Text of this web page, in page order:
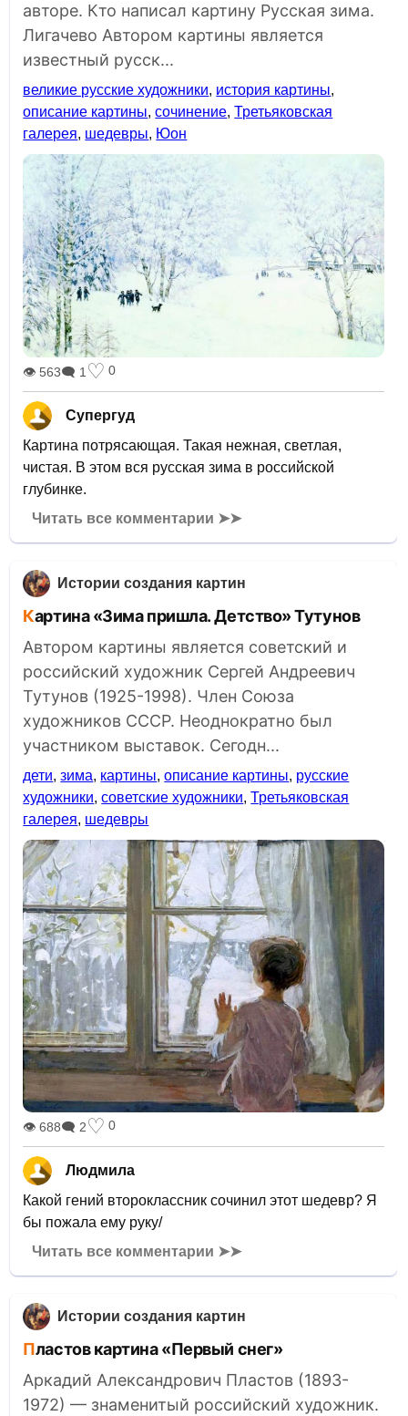
авторе. Кто написал картину Русская зима.
Лигачево Автором картины является
известный русск...
великие русские художники, история картины,
описание картины,сочинение,Третьяковская
галерея, шедевры, Юон
👁 563🗨 1 ♡ 0
Супергуд
Картина потрясающая. Такая нежная, светлая,
чистая. В этом вся русская зима в российской
глубинке.
Читать все комментарии ➤➤
Истории создания картин
Картина «Зима пришла. Детство» Тутунов
Автором картины является советский и
российский художник Сергей Андреевич
Тутунов (1925-1998). Член Союза
художников СССР. Неоднократно был
участником выставок. Сегодн...
дети,зима, картины,описание картины, русские
художники,советские художники,Третьяковская
галерея, шедевры
👁 688🗨 2♡ 0
Людмила
Какой гений второклассник сочинил этот шедевр? Я
бы пожала ему руку/
Читать все комментарии ➤➤
Истории создания картин
Пластов картина «Первый снег»
Аркадий Александрович Пластов (1893-
1972) — знаменитый российский художник.